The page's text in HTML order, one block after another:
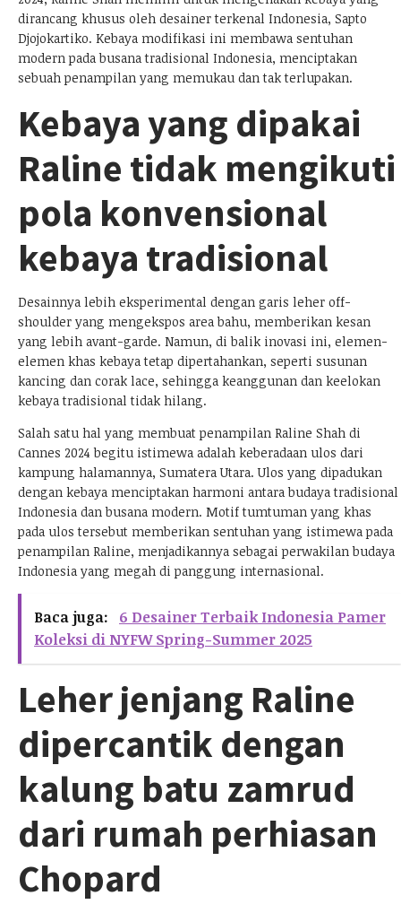
dirancang khusus oleh desainer terkenal Indonesia, Sapto
Djojokartiko. Kebaya modifikasi ini membawa sentuhan
modern pada busana tradisional Indonesia, menciptakan
sebuah penampilan yang memukau dan tak terlupakan.
Kebaya yang dipakai
Raline tidak mengikuti
pola konvensional
kebaya tradisional
Desainnya lebih eksperimental dengan garis leher off-
shoulder yang mengekspos area bahu, memberikan kesan
yang lebih avant-garde. Namun, di balik inovasi ini, elemen-
elemen khas kebaya tetap dipertahankan, seperti susunan
kancing dan corak lace, sehingga keanggunan dan keelokan
kebaya tradisional tidak hilang.
Salah satu hal yang membuat penampilan Raline Shah di
Cannes 2024 begitu istimewa adalah keberadaan ulos dari
kampung halamannya, Sumatera Utara. Ulos yang dipadukan
dengan kebaya menciptakan harmoni antara budaya tradisional
Indonesia dan busana modern. Motif tumtuman yang khas
pada ulos tersebut memberikan sentuhan yang istimewa pada
penampilan Raline, menjadikannya sebagai perwakilan budaya
Indonesia yang megah di panggung internasional.
Baca juga:
6 Desainer Terbaik Indonesia Pamer
Koleksi di NYFW Spring-Summer 2025
Leher jenjang Raline
dipercantik dengan
kalung batu zamrud
dari rumah perhiasan
Chopard